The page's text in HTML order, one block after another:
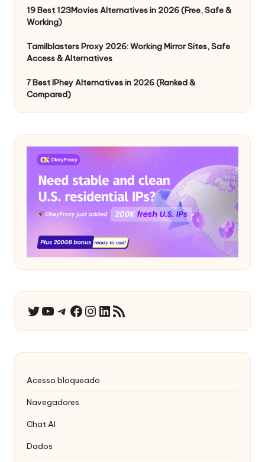
19 Best 123Movies Alternatives in 2026 (Free, Safe &
Working)
Tamilblasters Proxy 2026: Working Mirror Sites, Safe
Access & Alternatives
7 Best IPhey Alternatives in 2026 (Ranked &
Compared)
Twitter
YouTube
Telegrama
Facebook
Instagram
LinkedIn
RSS Feed
Acesso bloqueado
Navegadores
Chat AI
Dados